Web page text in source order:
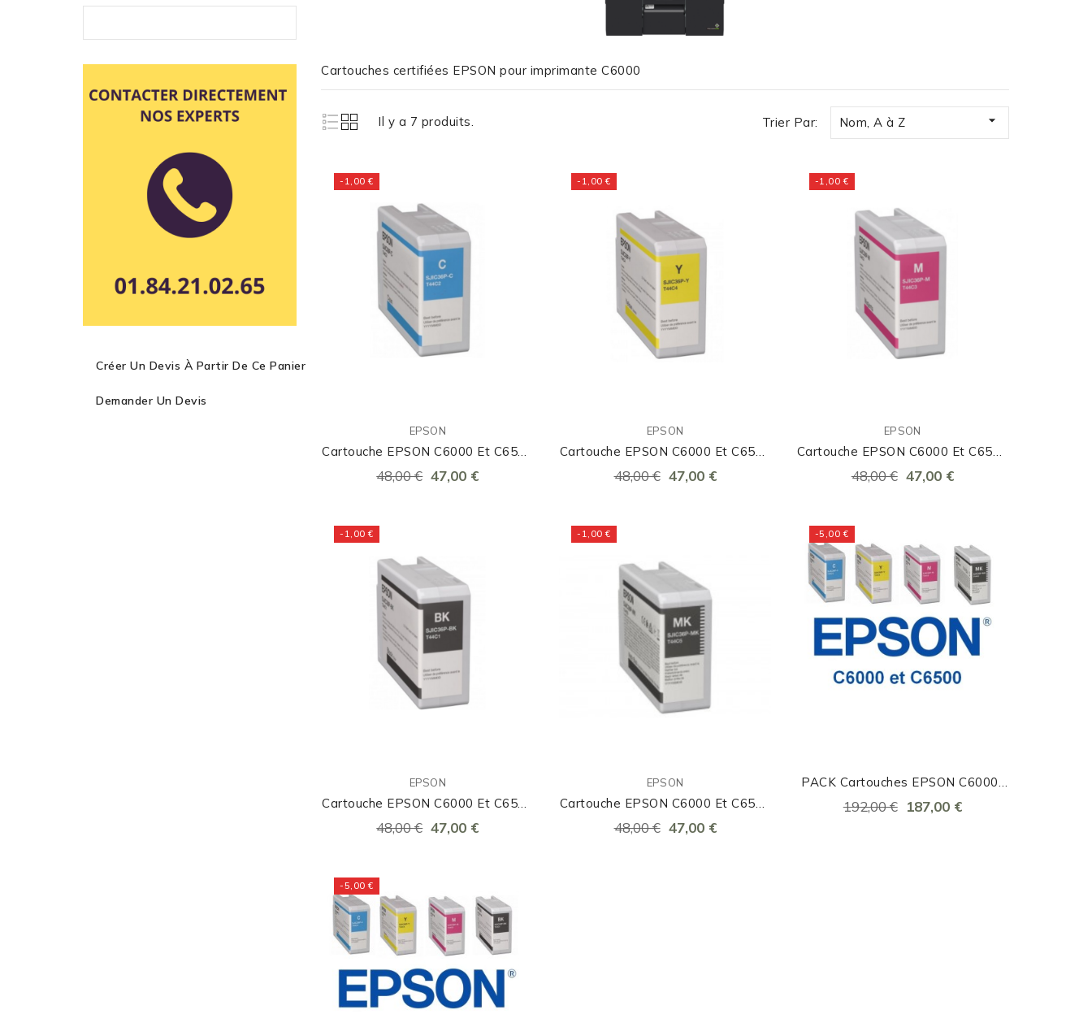
Créer Un Devis À Partir De Ce Panier
Demander Un Devis
Cartouches certifiées EPSON pour imprimante C6000
Il y a 7 produits. Trier Par: Nom, A à Z 
-1,00 €
EPSON
Cartouche EPSON C6000 Et C6500
Cyan
48,00 € 47,00 €
-1,00 €
EPSON
Cartouche EPSON C6000 Et C6500
Jaune
48,00 € 47,00 €
-1,00 €
EPSON
Cartouche EPSON C6000 Et C6500
Magenta
48,00 € 47,00 €
-1,00 €
EPSON
Cartouche EPSON C6000 Et C6500
Noir Brillant
48,00 € 47,00 €
-1,00 €
EPSON
Cartouche EPSON C6000 Et C6500
Noir Mat
48,00 € 47,00 €
-5,00 €
PACK Cartouches EPSON C6000-
C6500 Mat
192,00 € 187,00 €
-5,00 €